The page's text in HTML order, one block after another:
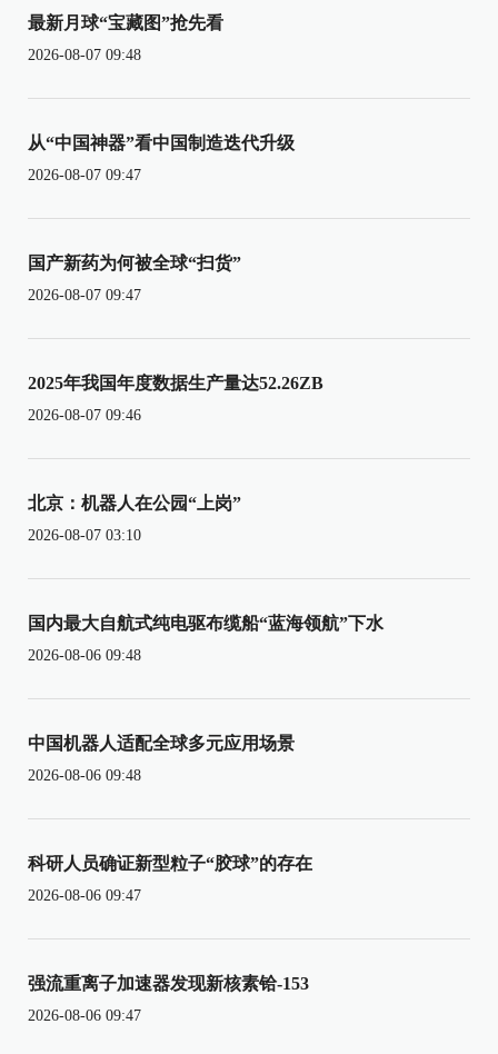
最新月球“宝藏图”抢先看
2026-08-07 09:48
从“中国神器”看中国制造迭代升级
2026-08-07 09:47
国产新药为何被全球“扫货”
2026-08-07 09:47
2025年我国年度数据生产量达52.26ZB
2026-08-07 09:46
北京：机器人在公园“上岗”
2026-08-07 03:10
国内最大自航式纯电驱布缆船“蓝海领航”下水
2026-08-06 09:48
中国机器人适配全球多元应用场景
2026-08-06 09:48
科研人员确证新型粒子“胶球”的存在
2026-08-06 09:47
强流重离子加速器发现新核素铪-153
2026-08-06 09:47